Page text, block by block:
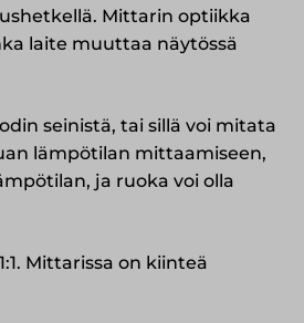
Mittarin optiikka
laite muuttaa näytössä
seinistä, tai sillä voi mitata
lämpötilan mittaamiseen,
ja ruoka voi olla
Mittarissa on kiinteä